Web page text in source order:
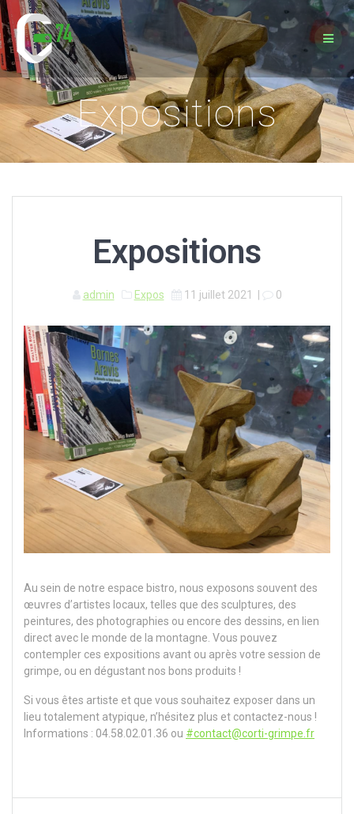
Passer
au
contenu
Expositions
Expositions
admin Expos 11 juillet 2021 0
Au sein de notre espace bistro, nous exposons souvent des
œuvres d’artistes locaux, telles que des sculptures, des
peintures, des photographies ou encore des dessins, en lien
direct avec le monde de la montagne. Vous pouvez
contempler ces expositions avant ou après votre session de
grimpe, ou en dégustant nos bons produits !
Si vous êtes artiste et que vous souhaitez exposer dans un
lieu totalement atypique, n’hésitez plus et contactez-nous !
Informations : 04.58.02.01.36 ou #contact@corti-grimpe.fr